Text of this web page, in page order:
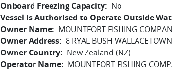
Onboard Freezing Capacity
No
Vessel is Authorised to Operate Outside
Owner Name
MOUNTFORT FISHING
Owner Address 8 RYAL BUSH
Owner Country
New Zealand (NZ)
Operator Name
MOUNTFORT FISHING